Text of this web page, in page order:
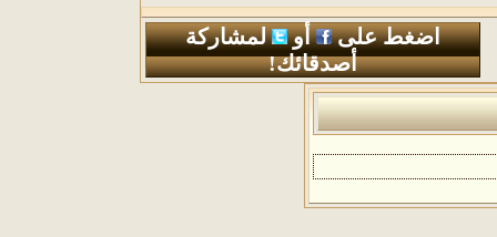
اضغط على أو
لمشاركة
أصدقائك!